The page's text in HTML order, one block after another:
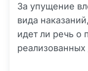
За упущение
вида
идет ли речь о
реализованных